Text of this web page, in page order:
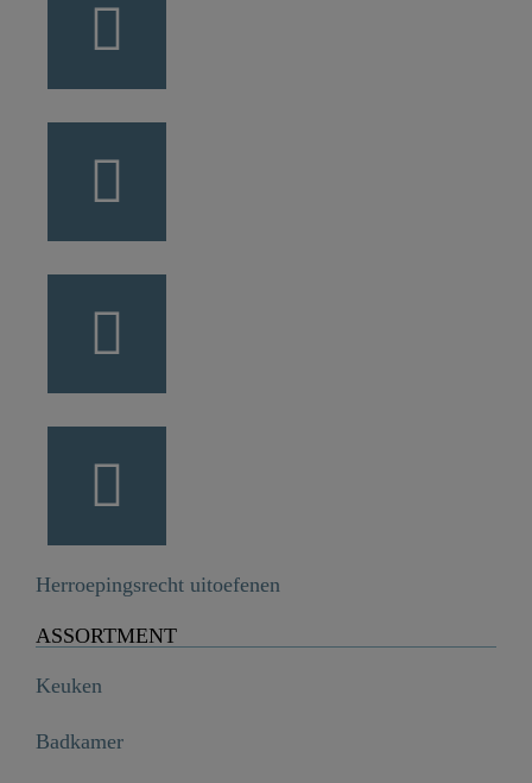
Herroepingsrecht uitoefenen
ASSORTMENT
Keuken
Badkamer